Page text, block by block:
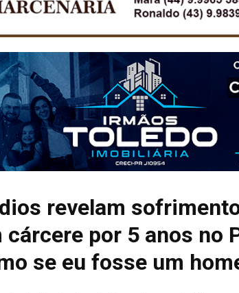
revelam
cárcere por 5 anos no
se eu fosse um